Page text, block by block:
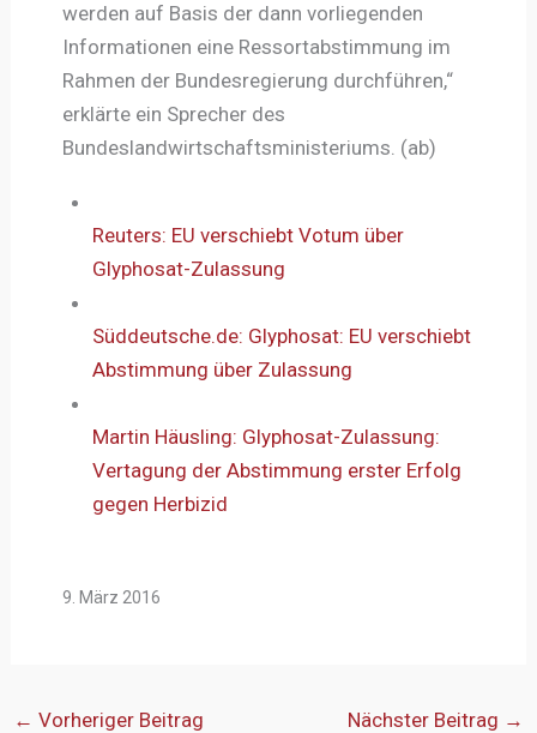
werden auf Basis der dann vorliegenden
Informationen eine Ressortabstimmung im
Rahmen der Bundesregierung durchführen,“
erklärte ein Sprecher des
Bundeslandwirtschaftsministeriums. (ab)
Reuters: EU verschiebt Votum über
Glyphosat-Zulassung
Süddeutsche.de: Glyphosat: EU verschiebt
Abstimmung über Zulassung
Martin Häusling: Glyphosat-Zulassung:
Vertagung der Abstimmung erster Erfolg
gegen Herbizid
9. März 2016
← Vorheriger Beitrag Nächster Beitrag →